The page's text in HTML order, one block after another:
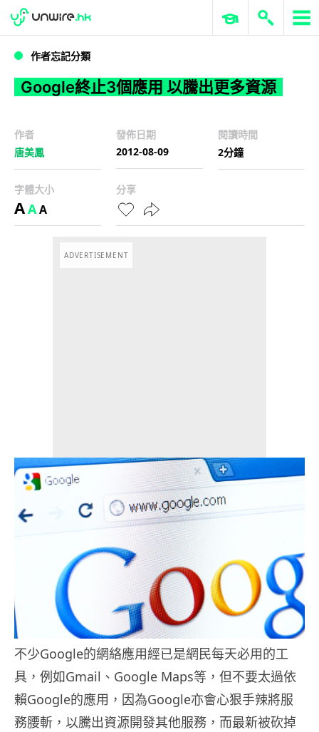
Google終止3個應用 以騰出更多資源
WWDC 2026 ERP 與商業 AI
作者忘記分類
Google終止3個應用 以騰出更多資源
作者
唐美鳳
發佈日期
2012-08-09
閱讀時間
2分鐘
字體大小
AAA
分享
ADVERTISEMENT
不少Google的網絡應用經已是網民每天必用的工
具，例如Gmail、Google Maps等，但不要太過依
賴Google的應用，因為Google亦會心狠手辣將服
務腰斬，以騰出資源開發其他服務，而最新被砍掉